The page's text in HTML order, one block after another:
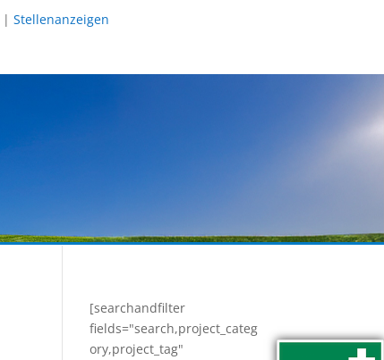
|Stellenanzeigen
[searchandfilter
fields="search,project_categ
ory,project_tag"